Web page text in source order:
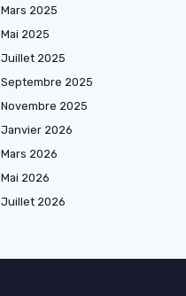
Mars 2025
Mai 2025
Juillet 2025
Septembre 2025
Novembre 2025
Janvier 2026
Mars 2026
Mai 2026
Juillet 2026